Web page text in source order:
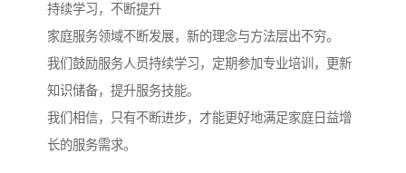
持续学习，不断提升
家庭服务领域不断发展，新的理念与方法层出不穷。
我们鼓励服务人员持续学习，定期参加专业培训，更新
知识储备，提升服务技能。
我们相信，只有不断进步，才能更好地满足家庭日益增
长的服务需求。